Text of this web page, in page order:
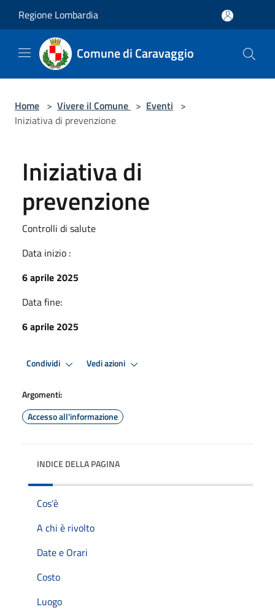
Regione Lombardia
Comune di Caravaggio
Home > Vivere il Comune > Eventi >
Iniziativa di prevenzione
Iniziativa di
prevenzione
Controlli di salute
Data inizio :
6 aprile 2025
Data fine:
6 aprile 2025
Condividi Vedi azioni
Argomenti:
Accesso all'informazione
INDICE DELLA PAGINA
Cos'è
A chi è rivolto
Date e Orari
Costo
Luogo